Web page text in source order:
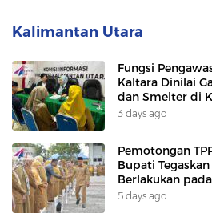
Kalimantan Utara
Fungsi
Kaltara Dinilai
dan Smelter di
3 days ago
Pemotongan
Bupati
Berlakukan
5 days ago